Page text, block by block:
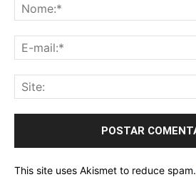
This site uses Akismet to reduce spam.